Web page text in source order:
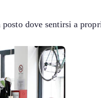
dove sentirsi a